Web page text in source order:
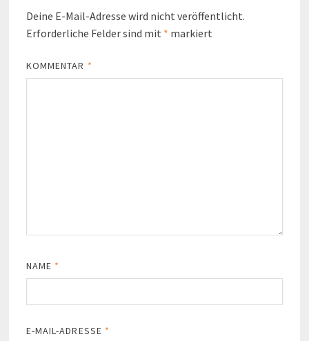
Deine E-Mail-Adresse wird nicht veröffentlicht.
Erforderliche Felder sind mit * markiert
KOMMENTAR *
NAME *
E-MAIL-ADRESSE *